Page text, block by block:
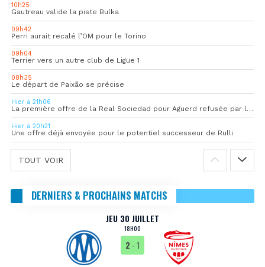
10h25
Gautreau valide la piste Bulka
09h42
Perri aurait recalé l’OM pour le Torino
09h04
Terrier vers un autre club de Ligue 1
08h35
Le départ de Paixão se précise
Hier à 21h06
La première offre de la Real Sociedad pour Aguerd refusée par l’OM
Hier à 20h21
Une offre déjà envoyée pour le potentiel successeur de Rulli
TOUT VOIR
DERNIERS & PROCHAINS MATCHS
JEU 30 JUILLET
18H00
2 - 1